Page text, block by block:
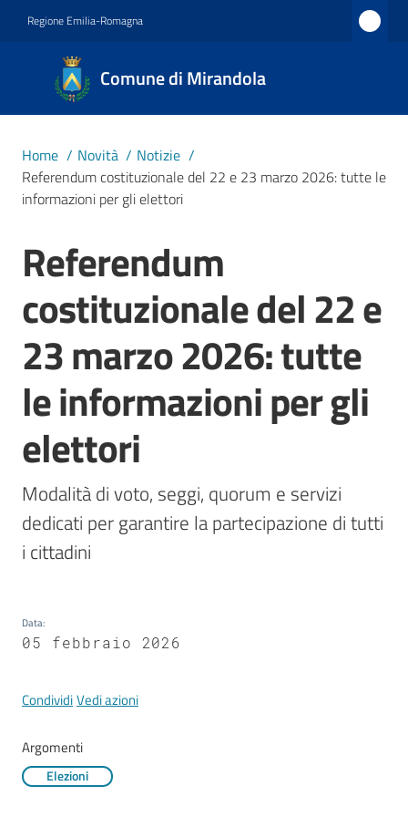
Regione Emilia-Romagna
Comune di Mirandola
Comune
di
Mirandola
1597
Menu selezionato
Servizi
Vivere
Mirandola
PNRR
a
s
R
g
a
n
Home / Novità / Notizie /
Referendum costituzionale del 22 e 23 marzo 2026: tutte le
informazioni per gli elettori
Salta al contenuto
Referendum
costituzionale del 22 e
23 marzo 2026: tutte
le informazioni per gli
elettori
Modalità di voto, seggi, quorum e servizi
dedicati per garantire la partecipazione di tutti
i cittadini
Data:
05 febbraio 2026
CondividiVedi azioni
Argomenti
Elezioni